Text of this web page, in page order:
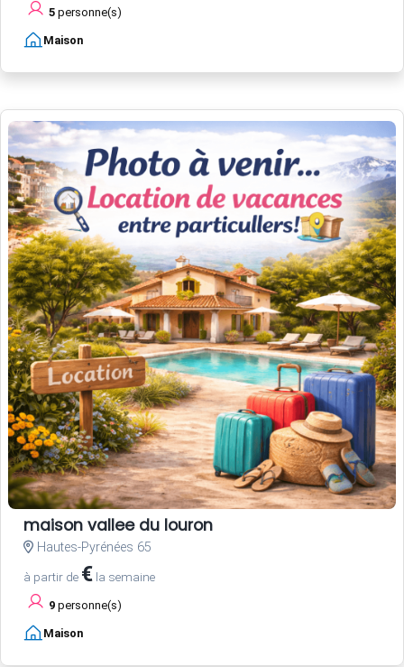
5 personne(s)
Maison
maison vallee du louron
Hautes-Pyrénées 65
à partir de € la semaine
9 personne(s)
Maison